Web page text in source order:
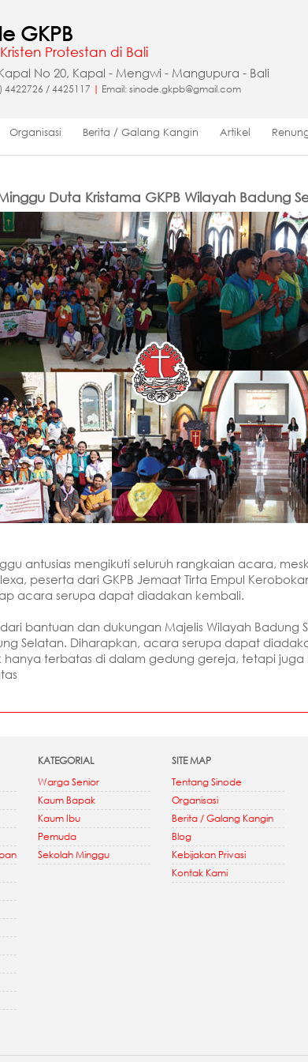
GKPB
Protestan di Bali
No 20, Kapal - Mengwi - Mangupura - Bali
4422726 / 4425117 | Email: sinode.gkpb@gmail.com
Organisasi Berita / Galang Kangin Artikel
Duta Kristama GKPB Wilayah Badung
antusias mengikuti seluruh rangkaian acara,
peserta dari GKPB Jemaat Tirta Empul
acara serupa dapat diadakan kembali.
bantuan dan dukungan Majelis Wilayah Badung
Selatan. Diharapkan, acara serupa dapat
terbatas di dalam gedung gereja, tetapi
KATEGORIAL
Warga Senior
Kaum Bapak
Kaum Ibu
Pemuda
Sekolah Minggu
SITE MAP
Tentang Sinode
Organisasi
Berita / Galang Kangin
Blog
Kebijakan Privasi
Kontak Kami